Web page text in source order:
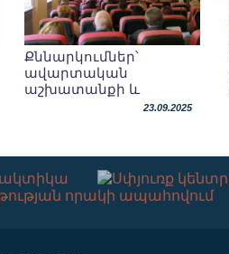
Քննարկումներ՝
ավարտական
աշխատանքի և
մագիստրոսի թեզի23.09.2025